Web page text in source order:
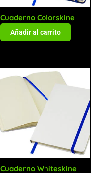
Cuaderno Colorskine
Añadir al carrito
Cuaderno Whiteskine